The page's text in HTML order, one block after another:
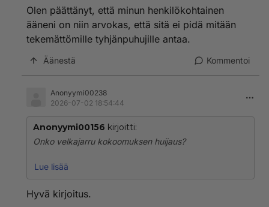
joka tasolla! Politiikot tekevät korruptio-lajeha lisää.
Eu:ssa on kaikki mahdollista ja politiikot ovat siellä
hyvässä opissa.Niinhän Urpilainenkin kauhoi rahaa
Afrikkaan komissaarina ollessaan. Siellä valtaapitävät
ottivat rahat ja isä rikastui ja osan laittoivat aseisiin.
Kun saivat rahaa , alkoi sotatoimet.
Olen päättänyt, että minun henkilökohtainen
ääneni on niin arvokas, että sitä ei pidä mitään
tekemättömille tyhjänpuhujille antaa.
Äänestä Kommentoi
Anonyymi00238
2026-07-02 18:54:44
Anonyymi00156 kirjoitti:
Onko velkajarru kokoomuksen huijaus?
Käykö tässä niin, että kokoomus pumppaa nyt rahat
velkajarrulla? Vai miksi kokoomus ei noudata omaa
jarruaan?
Lue lisää
Hyvä kirjoitus.